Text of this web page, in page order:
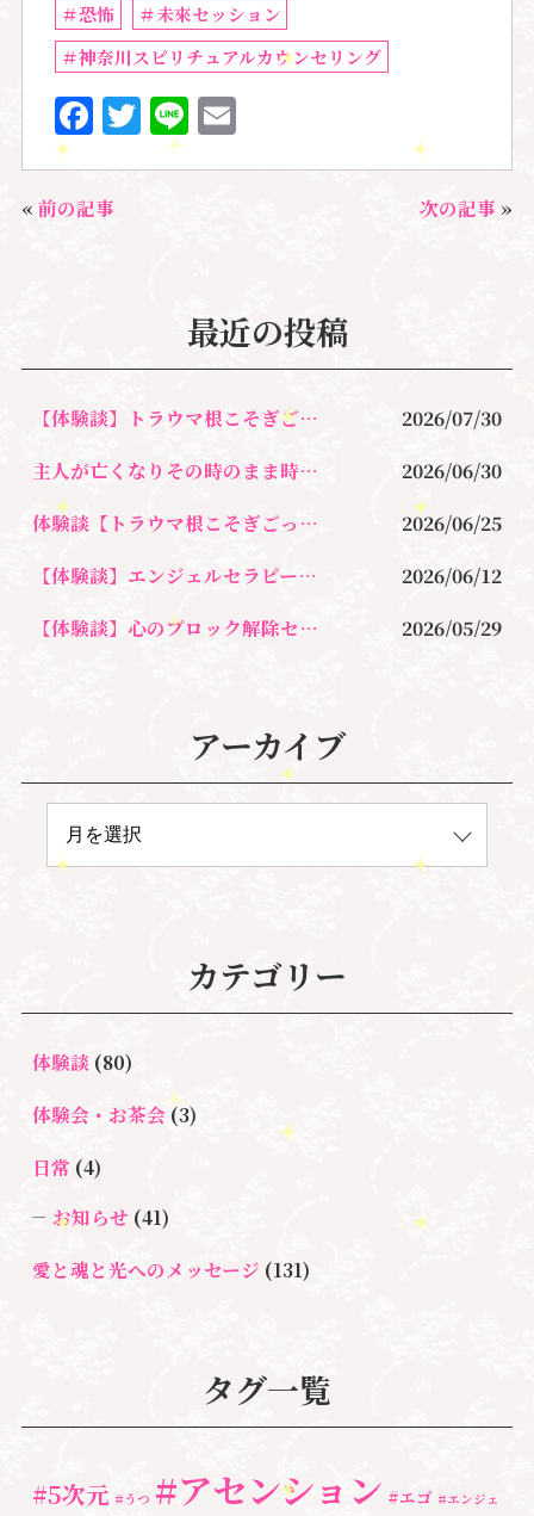
＃恐怖
＃未來セッション
＃神奈川スピリチュアルカウンセリング
F
a
c
e
k
T
w
Li
n
E
m
« 前の記事 次の記事 »
最近の投稿
【体験談】トラウマ根こそぎごっそり除去＆オラクルカードリーディングセッション
2026/07/30
主人が亡くなりその時のまま時が止まり今、心が限界に涙を流すのさえ止めて生きてきた
2026/06/30
体験談【トラウマ根こそぎごっそりセラピー】執着を手放す
2026/06/25
【体験談】エンジェルセラピーの講座を受けてサイキック・カードリーダーに
2026/06/12
【体験談】心のブロック解除セッション｜マインドブロックバスター
2026/05/29
アーカイブ
カテゴリー
体験談(80)
体験会・お茶会(3)
日常 (4)
お知らせ (41)
愛と魂と光へのメッセージ (131)
亡くなった方に出会うセッション(ミディアムシッ
個人セッション(65)
タグ一覧
#5次元 #うつ #アセンション #エゴ #エンジェ